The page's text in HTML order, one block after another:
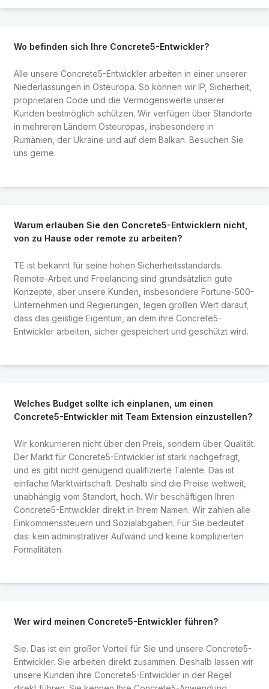
Wo befinden sich Ihre Concrete5-Entwickler?
Alle unsere Concrete5-Entwickler arbeiten in einer unserer
Niederlassungen in Osteuropa. So können wir IP, Sicherheit,
proprietären Code und die Vermögenswerte unserer
Kunden bestmöglich schützen. Wir verfügen über Standorte
in mehreren Ländern Osteuropas, insbesondere in
Rumänien, der Ukraine und auf dem Balkan. Besuchen Sie
uns gerne.
Warum erlauben Sie den Concrete5-Entwicklern nicht,
von zu Hause oder remote zu arbeiten?
TE ist bekannt für seine hohen Sicherheitsstandards.
Remote-Arbeit und Freelancing sind grundsätzlich gute
Konzepte, aber unsere Kunden, insbesondere Fortune-500-
Unternehmen und Regierungen, legen großen Wert darauf,
dass das geistige Eigentum, an dem ihre Concrete5-
Entwickler arbeiten, sicher gespeichert und geschützt wird.
Welches Budget sollte ich einplanen, um einen
Concrete5-Entwickler mit Team Extension einzustellen?
Wir konkurrieren nicht über den Preis, sondern über Qualität.
Der Markt für Concrete5-Entwickler ist stark nachgefragt,
und es gibt nicht genügend qualifizierte Talente. Das ist
einfache Marktwirtschaft. Deshalb sind die Preise weltweit,
unabhängig vom Standort, hoch. Wir beschäftigen Ihren
Concrete5-Entwickler direkt in Ihrem Namen. Wir zahlen alle
Einkommenssteuern und Sozialabgaben. Für Sie bedeutet
das: kein administrativer Aufwand und keine komplizierten
Formalitäten.
Wer wird meinen Concrete5-Entwickler führen?
Sie. Das ist ein großer Vorteil für Sie und unsere Concrete5-
Entwickler. Sie arbeiten direkt zusammen. Deshalb lassen wir
unsere Kunden ihre Concrete5-Entwickler in der Regel